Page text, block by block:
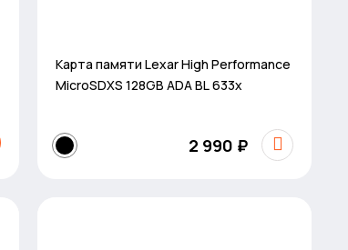
Карта памяти Lexar High Performance
MicroSDXS 128GB ADA BL 633x
2 990 ₽